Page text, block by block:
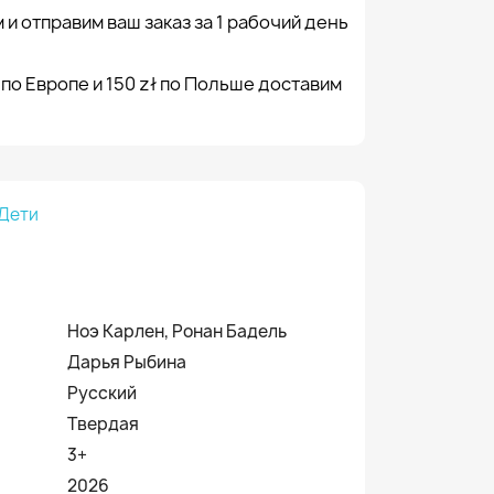
отправим ваш заказ за 1 рабочий день
Европе и 150 zł по Польше доставим
Ноэ Карлен, Ронан Бадель
Дарья Рыбина
Русский
Твердая
3+
2026